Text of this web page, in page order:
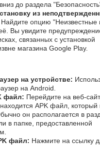
до раздела
из
Найдите опцию "Неизвестные
Вы увидите
связанных с установкой
магазина Google Play.
на устройстве:
на Android.
файл: Перейдите на веб-
находится APK файл, который
он располагается в
в папке, предоставленной
файл: Нажмите на ссылку